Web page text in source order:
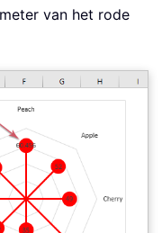
van het rode